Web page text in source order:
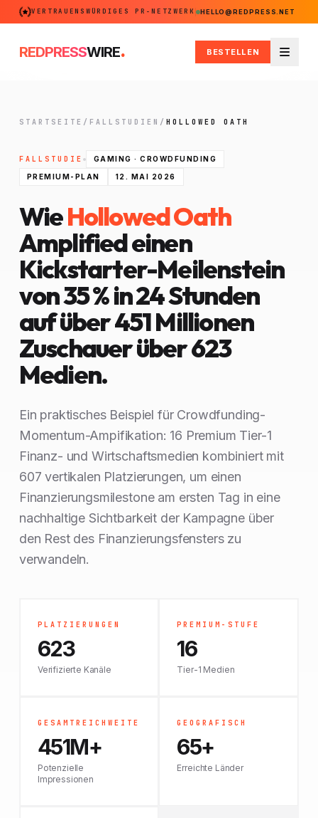
VERTRAUENSWÜRDIGES PR-NETZWERK HELLO@REDPRESS.NET
REDPRESSWIRE. BESTELLEN
Menü
STARTSEITE / FALLSTUDIEN / HOLLOWED OATH
FALLSTUDIE GAMING · CROWDFUNDING
PREMIUM-PLAN 12. MAI 2026
WieHollowed Oath
Amplified einen
Kickstarter-Meilenstein
von 35 % in 24 Stunden
auf über 451 Millionen
Zuschauer über 623
Medien.
Ein praktisches Beispiel für Crowdfunding-
Momentum-Ampifikation: 16 Premium Tier-1
Finanz- und Wirtschaftsmedien kombiniert mit
607 vertikalen Platzierungen, um einen
Finanzierungsmilestone am ersten Tag in eine
nachhaltige Sichtbarkeit der Kampagne über
den Rest des Finanzierungsfensters zu
verwandeln.
PLATZIERUNGEN
623
Verifizierte Kanäle
PREMIUM-STUFE
16
Tier-1 Medien
GESAMTREICHWEITE
451M+
Potenzielle
Impressionen
GEOGRAFISCH
65+
Erreichte Länder